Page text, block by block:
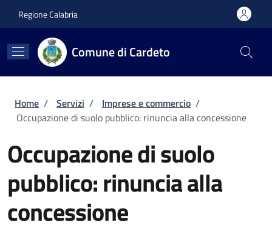
Regione Calabria
Comune di Cardeto
Briciole di pane
Home / Servizi / Imprese e commercio /
Occupazione di suolo pubblico: rinuncia alla concessione
Occupazione di suolo
pubblico: rinuncia alla
concessione